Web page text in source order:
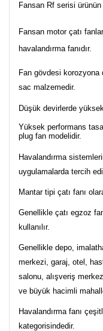
Fansan Rf serisi
Fansan motor çatı
havalandırma fanıdır.
Fan gövdesi korozyona
sac malzemedir.
Düşük devirlerde
Yüksek performans
plug fan modelidir.
Havalandırma
uygulamalarda tercih
Mantar tipi çatı fanı
Genellikle çatı egzoz
kullanılır.
Genellikle depo,
merkezi, garaj, otel,
salonu, alışveriş
ve büyük hacimli
Havalandırma fanı
kategorisindedir.